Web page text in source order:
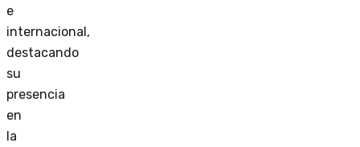
e
internacional,
destacando
su
presencia
en
la